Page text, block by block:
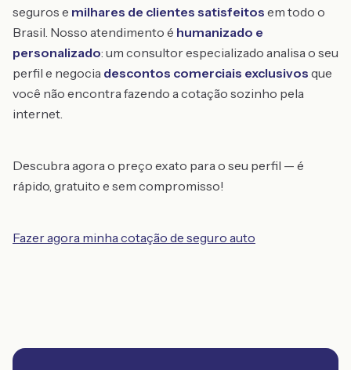
seguros e milhares de clientes satisfeitos em todo o
Brasil. Nosso atendimento é humanizado e
personalizado: um consultor especializado analisa o seu
perfil e negocia descontos comerciais exclusivos que
você não encontra fazendo a cotação sozinho pela
internet.
Descubra agora o preço exato para o seu perfil — é
rápido, gratuito e sem compromisso!
Fazer agora minha cotação de seguro auto